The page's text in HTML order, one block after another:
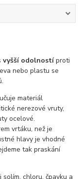
vyšší odolnostíproti
nebo plastu se
materiál
nerezové vruty,
ocelové.
vrtáku, než je
hlavy je vhodné
tak praskání
solím, chloru, čpavku a